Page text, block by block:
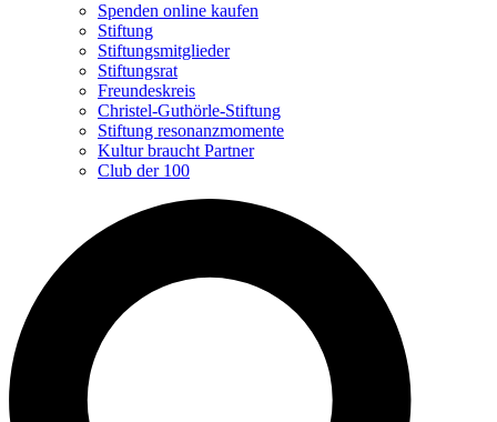
Spenden online kaufen
Stiftung
Stiftungsmitglieder
Stiftungsrat
Freundeskreis
Christel-Guthörle-Stiftung
Stiftung resonanzmomente
Kultur braucht Partner
Club der 100